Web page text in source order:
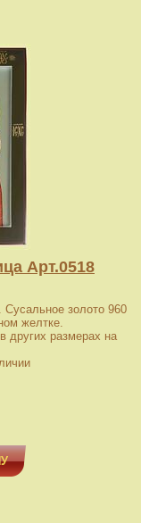
Арт.0518
золото 960
желтке.
других размерах на